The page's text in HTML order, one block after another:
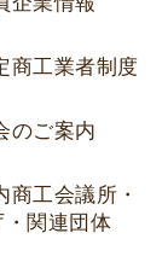
商工業者制度
のご案内
商工会議所・
・関連団体